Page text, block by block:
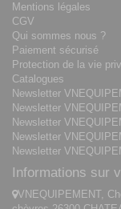
Mentions légales
CGV
Qui sommes nous ?
Paiement sécurisé
Protection de la vie
Catalogues
Newsletter
Newsletter
Newsletter
Newsletter
Newsletter
Informations sur
VNEQUIPEMENT,